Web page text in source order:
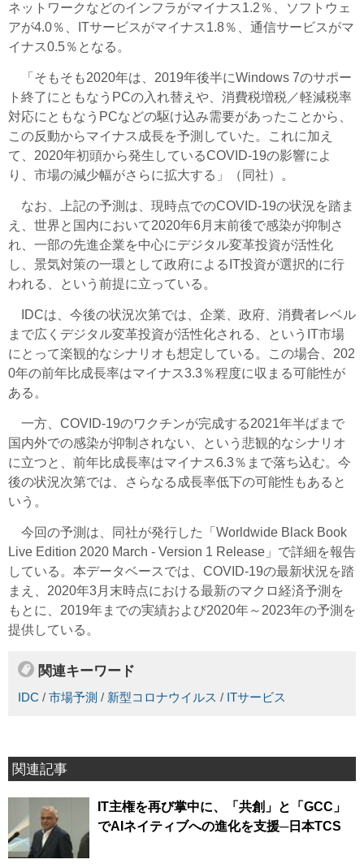
ネットワークなどのインフラがマイナス1.2％、ソフトウェ
アが4.0％、ITサービスがマイナス1.8％、通信サービスがマ
イナス0.5％となる。
「そもそも2020年は、2019年後半にWindows 7のサポー
ト終了にともなうPCの入れ替えや、消費税増税／軽減税率
対応にともなうPCなどの駆け込み需要があったことから、
この反動からマイナス成長を予測していた。これに加え
て、2020年初頭から発生しているCOVID-19の影響によ
り、市場の減少幅がさらに拡大する」（同社）。
なお、上記の予測は、現時点でのCOVID-19の状況を踏ま
え、世界と国内において2020年6月末前後で感染が抑制さ
れ、一部の先進企業を中心にデジタル変革投資が活性化
し、景気対策の一環として政府によるIT投資が選択的に行
われる、という前提に立っている。
IDCは、今後の状況次第では、企業、政府、消費者レベル
まで広くデジタル変革投資が活性化される、というIT市場
にとって楽観的なシナリオも想定している。この場合、202
0年の前年比成長率はマイナス3.3％程度に収まる可能性が
ある。
一方、COVID-19のワクチンが完成する2021年半ばまで
国内外での感染が抑制されない、という悲観的なシナリオ
に立つと、前年比成長率はマイナス6.3％まで落ち込む。今
後の状況次第では、さらなる成長率低下の可能性もあると
いう。
今回の予測は、同社が発行した「Worldwide Black Book
Live Edition 2020 March - Version 1 Release」で詳細を報告
している。本データベースでは、COVID-19の最新状況を踏
まえ、2020年3月末時点における最新のマクロ経済予測を
もとに、2019年までの実績および2020年～2023年の予測を
提供している。
関連キーワード
IDC / 市場予測 / 新型コロナウイルス / ITサービス
関連記事
IT主権を再び掌中に、「共創」と「GCC」
でAIネイティブへの進化を支援─日本TCS